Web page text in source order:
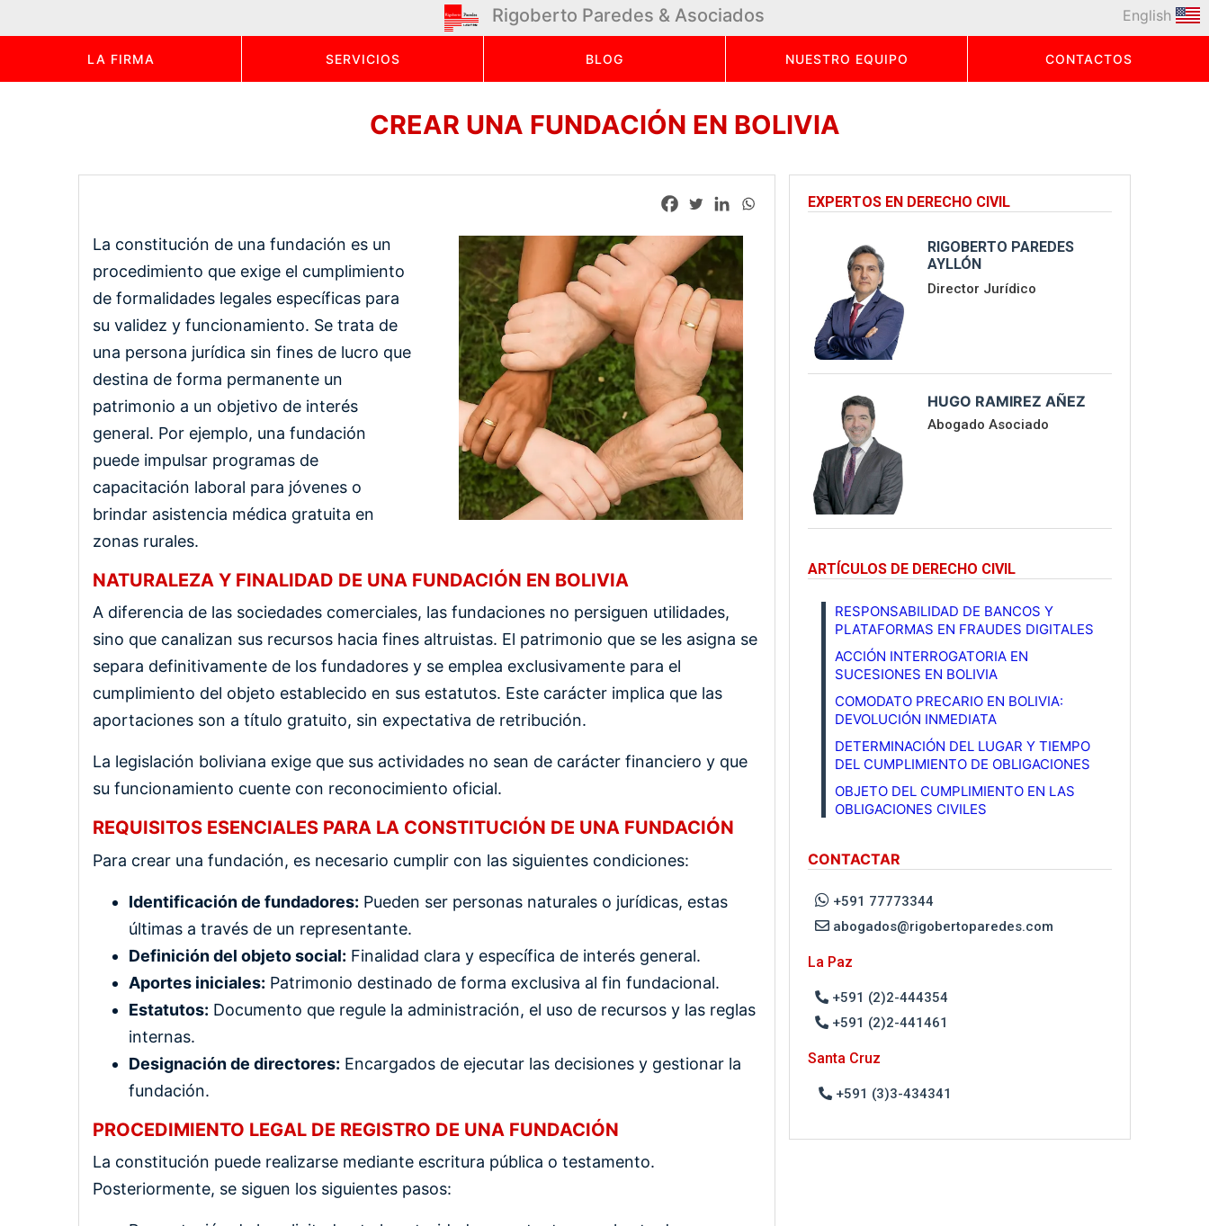
Rigoberto Paredes & Asociados
LA FIRMA SERVICIOS BLOG NUESTRO EQUIPO CONTACTOS
English
CREAR UNA FUNDACIÓN EN BOLIVIA
La constitución de una fundación es un
procedimiento que exige el cumplimiento
de formalidades legales específicas para
su validez y funcionamiento. Se trata de
una persona jurídica sin fines de lucro que
destina de forma permanente un
patrimonio a un objetivo de interés
general. Por ejemplo, una fundación
puede impulsar programas de
capacitación laboral para jóvenes o
brindar asistencia médica gratuita en
zonas rurales.
NATURALEZA Y FINALIDAD DE UNA FUNDACIÓN EN BOLIVIA
A diferencia de las sociedades comerciales, las fundaciones no persiguen utilidades,
sino que canalizan sus recursos hacia fines altruistas. El patrimonio que se les asigna se
separa definitivamente de los fundadores y se emplea exclusivamente para el
cumplimiento del objeto establecido en sus estatutos. Este carácter implica que las
aportaciones son a título gratuito, sin expectativa de retribución.
La legislación boliviana exige que sus actividades no sean de carácter financiero y que
su funcionamiento cuente con reconocimiento oficial.
REQUISITOS ESENCIALES PARA LA CONSTITUCIÓN DE UNA FUNDACIÓN
Para crear una fundación, es necesario cumplir con las siguientes condiciones:
Identificación de fundadores: Pueden ser personas naturales o jurídicas, estas
últimas a través de un representante.
Definición del objeto social: Finalidad clara y específica de interés general.
Aportes iniciales: Patrimonio destinado de forma exclusiva al fin fundacional.
Estatutos: Documento que regule la administración, el uso de recursos y las reglas
internas.
Designación de directores: Encargados de ejecutar las decisiones y gestionar la
fundación.
PROCEDIMIENTO LEGAL DE REGISTRO DE UNA FUNDACIÓN
La constitución puede realizarse mediante escritura pública o testamento.
Posteriormente, se siguen los siguientes pasos:
EXPERTOS EN DERECHO CIVIL
RIGOBERTO PAREDES
AYLLÓN
Director Jurídico
HUGO RAMIREZ AÑEZ
Abogado Asociado
ARTÍCULOS DE DERECHO CIVIL
RESPONSABILIDAD DE BANCOS Y
PLATAFORMAS EN FRAUDES DIGITALES
ACCIÓN INTERROGATORIA EN
SUCESIONES EN BOLIVIA
COMODATO PRECARIO EN BOLIVIA:
DEVOLUCIÓN INMEDIATA
DETERMINACIÓN DEL LUGAR Y TIEMPO
DEL CUMPLIMIENTO DE OBLIGACIONES
OBJETO DEL CUMPLIMIENTO EN LAS
OBLIGACIONES CIVILES
CONTACTAR
+591 77773344
abogados@rigobertoparedes.com
La Paz
+591 (2)2-444354
+591 (2)2-441461
Santa Cruz
+591 (3)3-434341